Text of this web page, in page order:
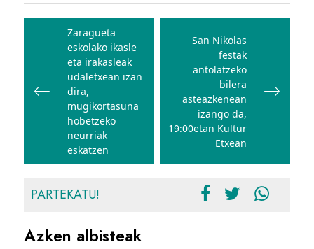
Bidalketetan
zehar
nabigatu
Zaragueta
eskolako ikasle
eta irakasleak
udaletxean izan
dira,
mugikortasuna
hobetzeko
neurriak
eskatzen
San Nikolas
festak
antolatzeko
bilera
asteazkenean
izango da,
19:00etan Kultur
Etxean
PARTEKATU!
Azken albisteak